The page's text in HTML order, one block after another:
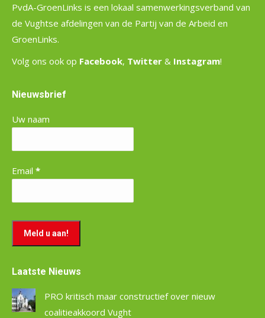
PvdA-GroenLinks is een lokaal samenwerkingsverband van
de Vughtse afdelingen van de Partij van de Arbeid en
GroenLinks.
Volg ons ook op Facebook, Twitter & Instagram!
Nieuwsbrief
Uw naam
Email *
Laatste Nieuws
PRO kritisch maar constructief over nieuw
coalitieakkoord Vught